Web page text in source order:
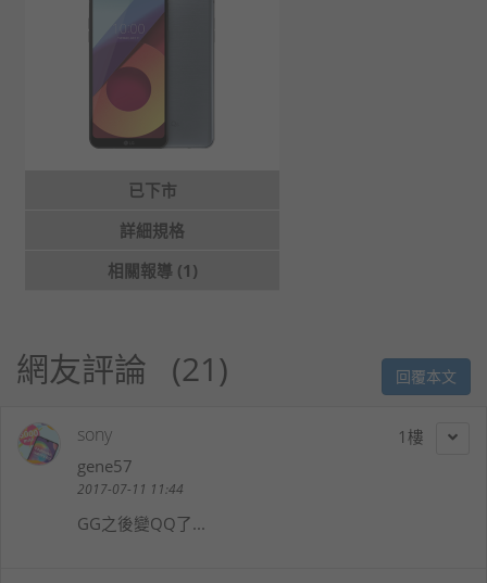
已下市
詳細規格
相關報導 (1)
網友評論 21 回覆本文
1
sony
gene57
2017-07-11 11:44
GG之後變QQ了...